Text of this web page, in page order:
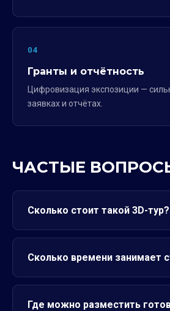
04
Гранты и отчётность
Цифровизация экспозиции —
заявках и отчётах.
ЧАСТЫЕ
Сколько стоит такой 3D-тур?
Сколько времени занимает
Где можно разместить